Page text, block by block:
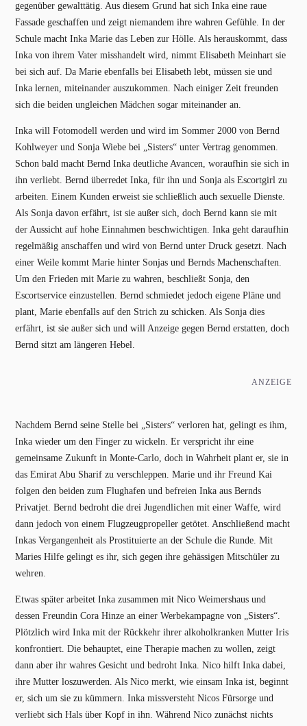
gegenüber gewalttätig. Aus diesem Grund hat sich Inka eine raue
Fassade geschaffen und zeigt niemandem ihre wahren Gefühle. In der
Schule macht Inka Marie das Leben zur Hölle. Als herauskommt, dass
Inka von ihrem Vater misshandelt wird, nimmt Elisabeth Meinhart sie
bei sich auf. Da Marie ebenfalls bei Elisabeth lebt, müssen sie und
Inka lernen, miteinander auszukommen. Nach einiger Zeit freunden
sich die beiden ungleichen Mädchen sogar miteinander an.
Inka will Fotomodell werden und wird im Sommer 2000 von Bernd
Kohlweyer und Sonja Wiebe bei „Sisters“ unter Vertrag genommen.
Schon bald macht Bernd Inka deutliche Avancen, woraufhin sie sich in
ihn verliebt. Bernd überredet Inka, für ihn und Sonja als Escortgirl zu
arbeiten. Einem Kunden erweist sie schließlich auch sexuelle Dienste.
Als Sonja davon erfährt, ist sie außer sich, doch Bernd kann sie mit
der Aussicht auf hohe Einnahmen beschwichtigen. Inka geht daraufhin
regelmäßig anschaffen und wird von Bernd unter Druck gesetzt. Nach
einer Weile kommt Marie hinter Sonjas und Bernds Machenschaften.
Um den Frieden mit Marie zu wahren, beschließt Sonja, den
Escortservice einzustellen. Bernd schmiedet jedoch eigene Pläne und
plant, Marie ebenfalls auf den Strich zu schicken. Als Sonja dies
erfährt, ist sie außer sich und will Anzeige gegen Bernd erstatten, doch
Bernd sitzt am längeren Hebel.
ANZEIGE
Nachdem Bernd seine Stelle bei „Sisters“ verloren hat, gelingt es ihm,
Inka wieder um den Finger zu wickeln. Er verspricht ihr eine
gemeinsame Zukunft in Monte-Carlo, doch in Wahrheit plant er, sie in
das Emirat Abu Sharif zu verschleppen. Marie und ihr Freund Kai
folgen den beiden zum Flughafen und befreien Inka aus Bernds
Privatjet. Bernd bedroht die drei Jugendlichen mit einer Waffe, wird
dann jedoch von einem Flugzeugpropeller getötet. Anschließend macht
Inkas Vergangenheit als Prostituierte an der Schule die Runde. Mit
Maries Hilfe gelingt es ihr, sich gegen ihre gehässigen Mitschüler zu
wehren.
Etwas später arbeitet Inka zusammen mit Nico Weimershaus und
dessen Freundin Cora Hinze an einer Werbekampagne von „Sisters“.
Plötzlich wird Inka mit der Rückkehr ihrer alkoholkranken Mutter Iris
konfrontiert. Die behauptet, eine Therapie machen zu wollen, zeigt
dann aber ihr wahres Gesicht und bedroht Inka. Nico hilft Inka dabei,
ihre Mutter loszuwerden. Als Nico merkt, wie einsam Inka ist, beginnt
er, sich um sie zu kümmern. Inka missversteht Nicos Fürsorge und
verliebt sich Hals über Kopf in ihn. Während Nico zunächst nichts